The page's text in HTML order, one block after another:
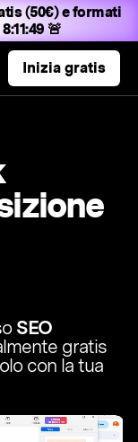
(50€) e formati
🚨
Inizia gratis
SEO
gratis
con la tua